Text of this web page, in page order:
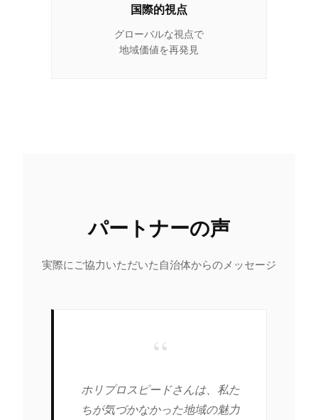
国際的視点
グローバルな視点で
地域価値を再発見
パートナーの声
実際にご協力いただいた自治体からのメッセージ
“
ホリプロスピードさんは、私た
ちが気づかなかった地域の魅力